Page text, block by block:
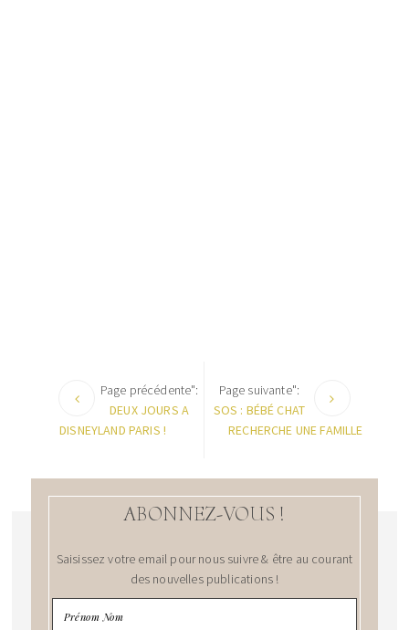
Page précédente":
DEUX JOURS A
DISNEYLAND PARIS !
Page suivante":
SOS : BÉBÉ CHAT
RECHERCHE UNE FAMILLE
ABONNEZ-VOUS !
Saisissez votre email pour nous suivre & être au courant
des nouvelles publications !